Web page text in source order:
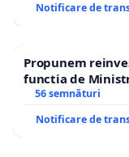
Notificare de
Propunem
functia de
56 semnături
Notificare de